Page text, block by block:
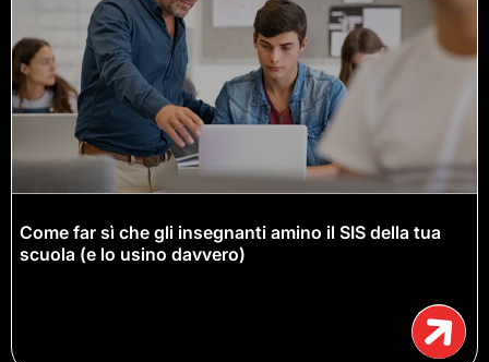
Come far sì che gli insegnanti amino il SIS della tua
scuola (e lo usino davvero)